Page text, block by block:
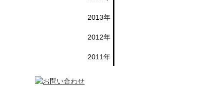
2013年
2012年
2011年